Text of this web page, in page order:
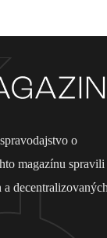
o
magazínu spravili